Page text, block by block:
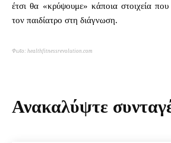
έτσι θα «κρύψουμε» κάποια στοιχεία
τον παιδίατρο στη διάγνωση.
Φωτο: healthfitnessrevolution.com
Ανακαλύψτε